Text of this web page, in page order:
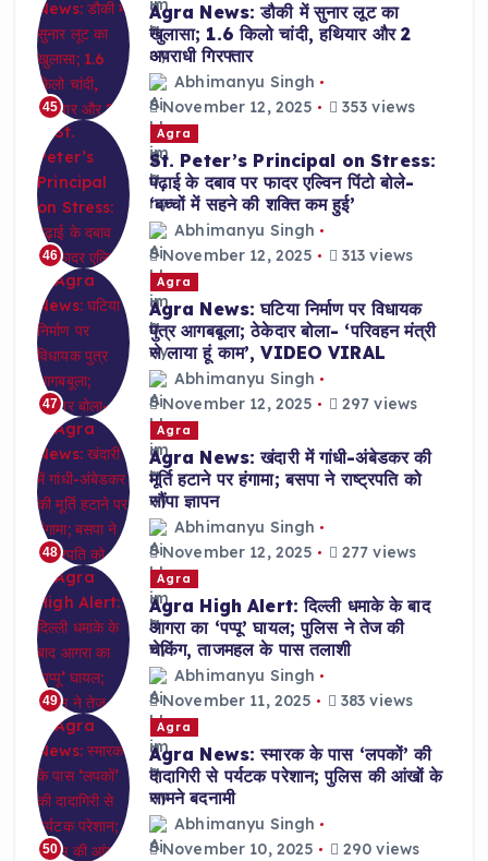
45
Agra News: डौकी में सुनार लूट का
खुलासा; 1.6 किलो चांदी, हथियार और 2
अपराधी गिरफ्तार
Abhimanyu Singh
November 12, 2025
353 views
46
Agra
St. Peter’s Principal on Stress:
पढ़ाई के दबाव पर फादर एल्विन पिंटो बोले-
‘बच्चों में सहने की शक्ति कम हुई’
Abhimanyu Singh
November 12, 2025
313 views
47
Agra
Agra News: घटिया निर्माण पर विधायक
पुत्र आगबबूला; ठेकेदार बोला- ‘परिवहन मंत्री
से लाया हूं काम’, VIDEO VIRAL
Abhimanyu Singh
November 12, 2025
297 views
48
Agra
Agra News: खंदारी में गांधी-अंबेडकर की
मूर्ति हटाने पर हंगामा; बसपा ने राष्ट्रपति को
सौंपा ज्ञापन
Abhimanyu Singh
November 12, 2025
277 views
49
Agra
Agra High Alert: दिल्ली धमाके के बाद
आगरा का ‘पप्पू’ घायल; पुलिस ने तेज की
चेकिंग, ताजमहल के पास तलाशी
Abhimanyu Singh
November 11, 2025
383 views
50
Agra
Agra News: स्मारक के पास ‘लपकों’ की
दादागिरी से पर्यटक परेशान; पुलिस की आंखों के
सामने बदनामी
Abhimanyu Singh
November 10, 2025
290 views